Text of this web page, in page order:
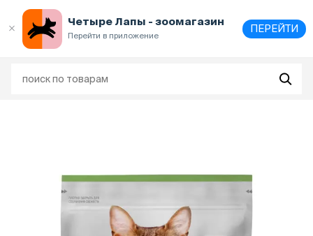
Четыре Лапы - зоомагазин
Перейти в приложение
ПЕРЕЙТИ